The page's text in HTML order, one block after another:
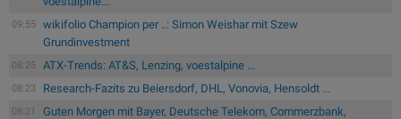
09:55
wikifolio Champion per ..: Simon Weishar mit Szew
Grundinvestment
08:25 ATX-Trends: AT&S, Lenzing, voestalpine ...
08:23 Research-Fazits zu Beiersdorf, DHL, Vonovia, Hensoldt ...
08:21
Guten Morgen mit Bayer, Deutsche Telekom, Commerzbank,